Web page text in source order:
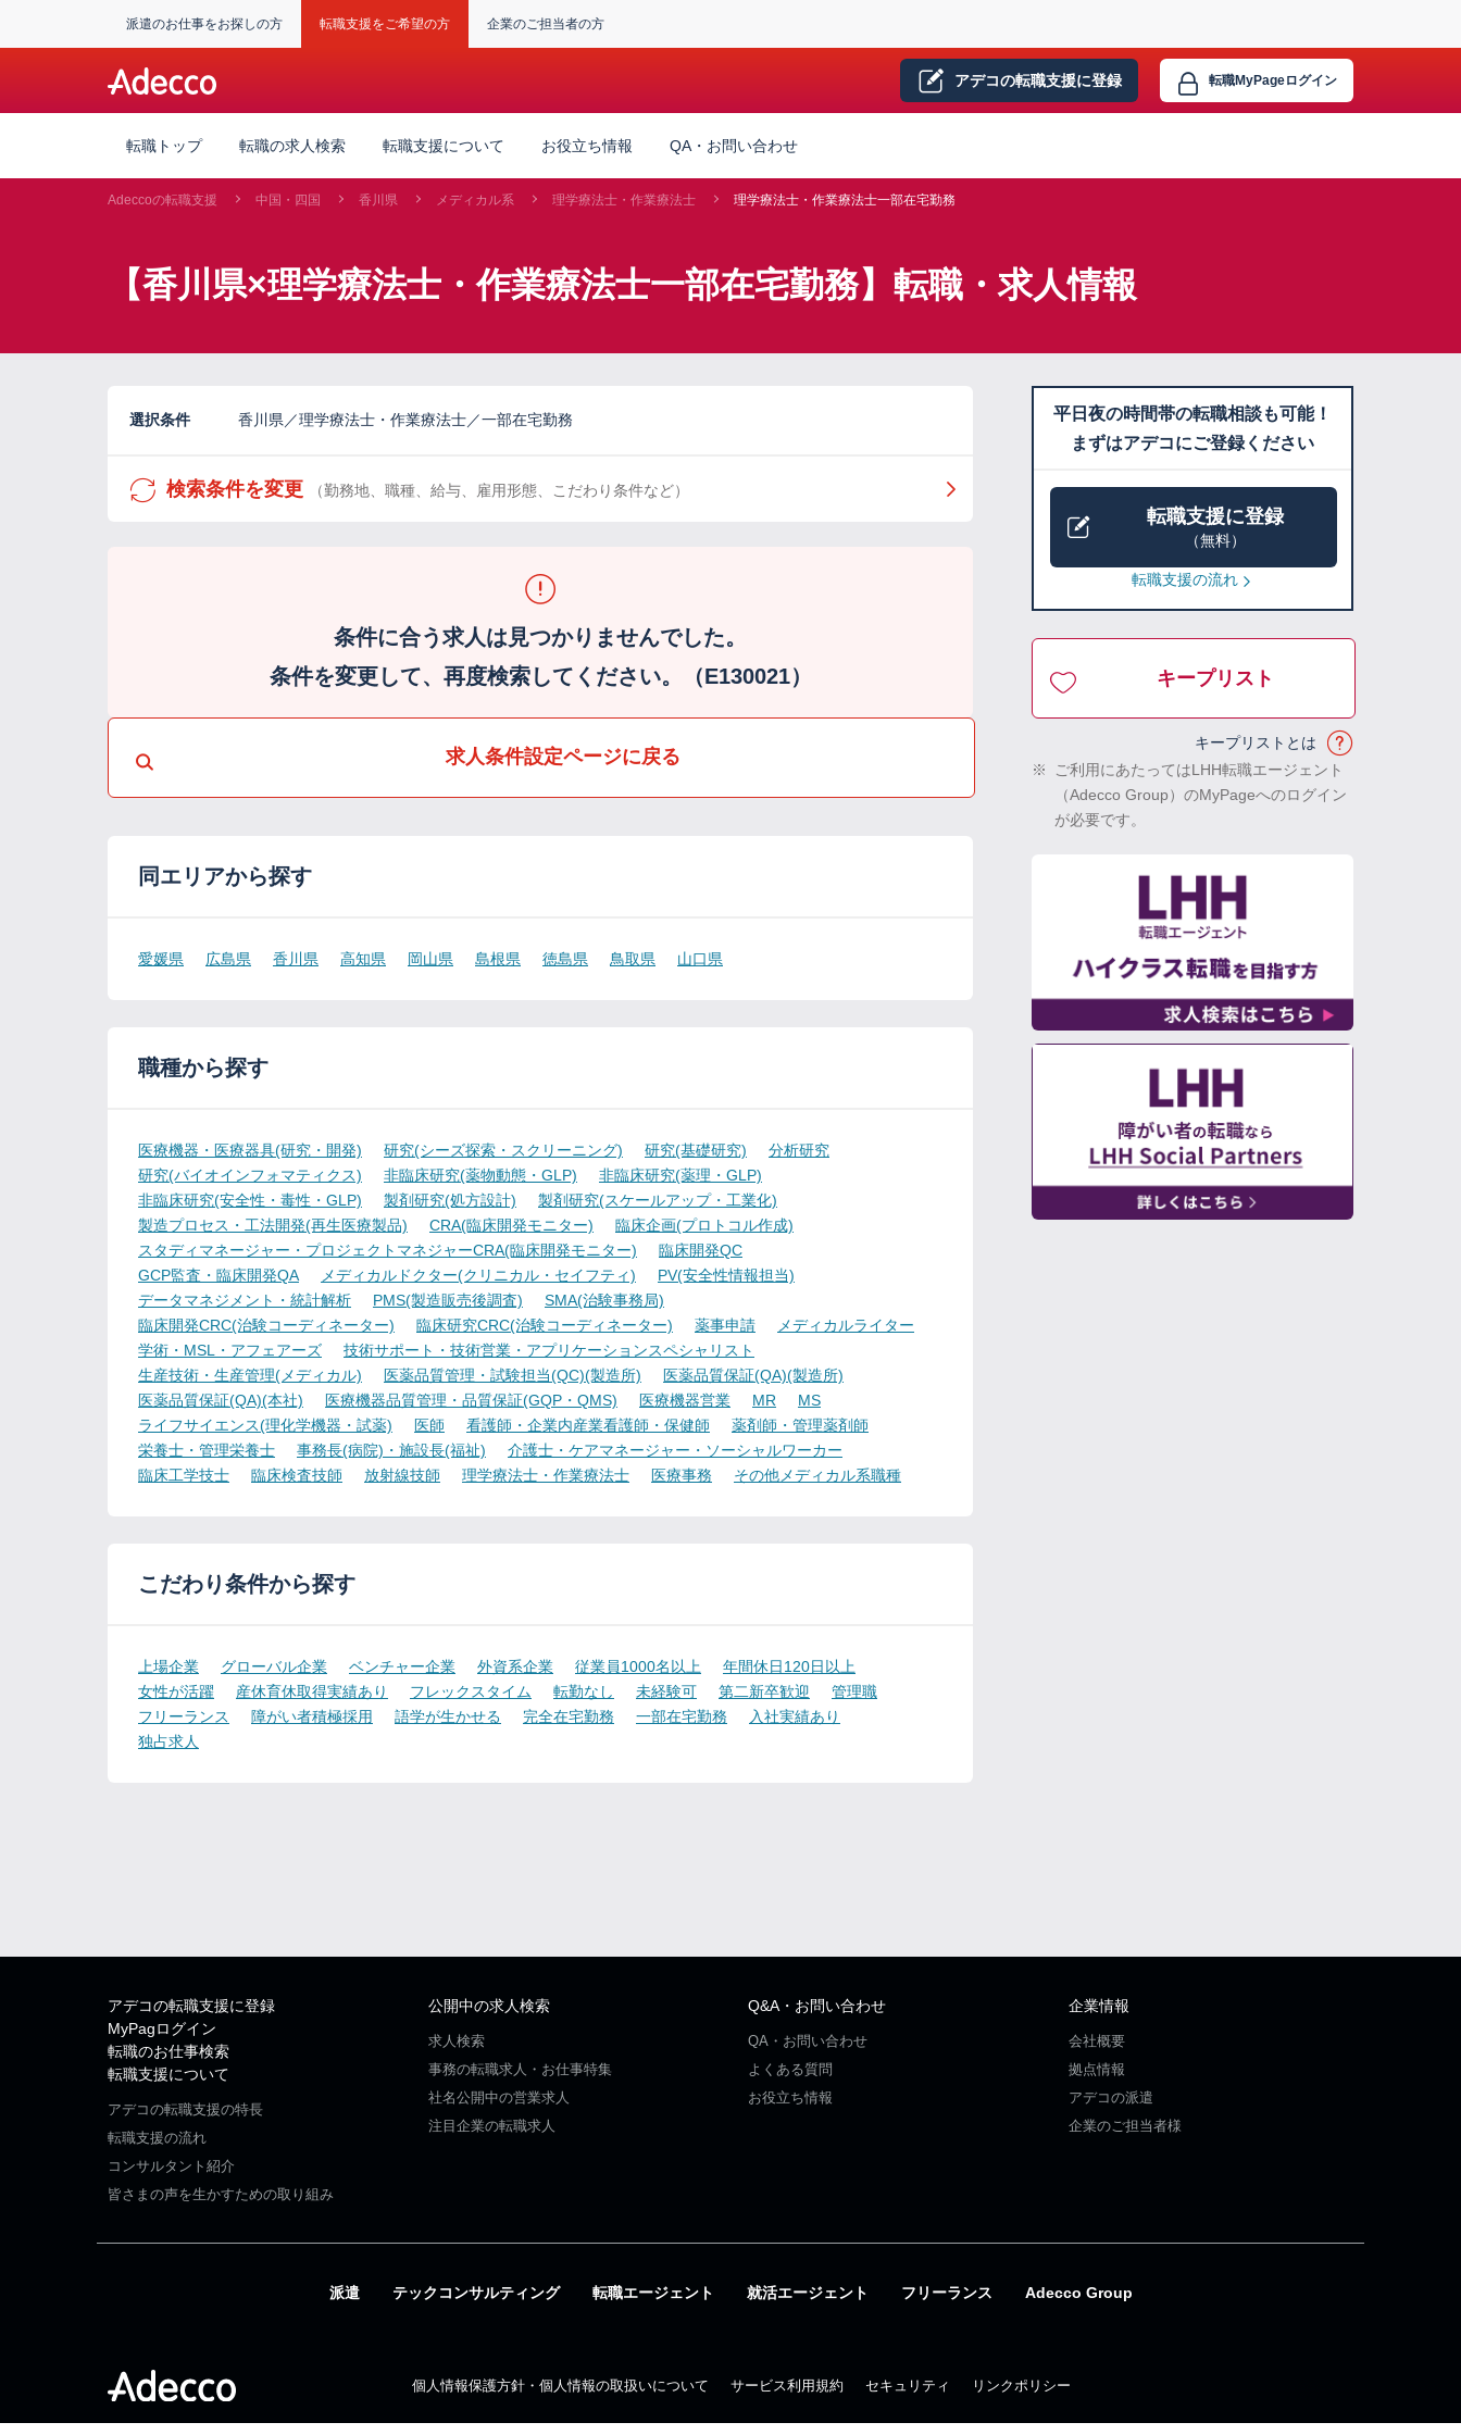
派遣のお仕事をお探しの方 転職支援をご希望の方 企業のご担当者の方
アデコの転職支援に登録 転職MyPageログイン
転職トップ 転職の求人検索 転職支援について お役立ち情報 QA・お問い合わせ
Adeccoの転職支援 中国・四国 香川県 メディカル系 理学療法士・作業療法士 理学療法士・作業療法士一部在宅勤務
【香川県×理学療法士・作業療法士一部在宅勤務】転職・求人情報
選択条件 香川県／理学療法士・作業療法士／一部在宅勤務
検索条件を変更 （勤務地、職種、給与、雇用形態、こだわり条件など）
条件に合う求人は見つかりませんでした。
条件を変更して、再度検索してください。（E130021）
求人条件設定ページに戻る
同エリアから探す
愛媛県 広島県 香川県 高知県 岡山県 島根県 徳島県 鳥取県 山口県
職種から探す
医療機器・医療器具(研究・開発) 研究(シーズ探索・スクリーニング) 研究(基礎研究)
分析研究
研究(バイオインフォマティクス)
非臨床研究(薬物動態・GLP)
非臨床研究(薬理・GLP)
非臨床研究(安全性・毒性・GLP)
製剤研究(処方設計)
製剤研究(スケールアップ・工業化)
製造プロセス・工法開発(再生医療製品)
CRA(臨床開発モニター)
臨床企画(プロトコル作成)
スタディマネージャー・プロジェクトマネジャーCRA(臨床開発モニター)
臨床開発QC
GCP監査・臨床開発QA
メディカルドクター(クリニカル・セイフティ)
PV(安全性情報担当)
データマネジメント・統計解析
PMS(製造販売後調査)
SMA(治験事務局)
臨床開発CRC(治験コーディネーター)
臨床研究CRC(治験コーディネーター) 薬事申請
メディカルライター
学術・MSL・アフェアーズ
技術サポート・技術営業・アプリケーションスペシャリスト
生産技術・生産管理(メディカル)
医薬品質管理・試験担当(QC)(製造所)
医薬品質保証(QA)(製造所)
医薬品質保証(QA)(本社)
医療機器品質管理・品質保証(GQP・QMS) 医療機器営業 MR
MS
ライフサイエンス(理化学機器・試薬)
医師 看護師・企業内産業看護師・保健師
薬剤師・管理薬剤師
栄養士・管理栄養士
事務長(病院)・施設長(福祉)
介護士・ケアマネージャー・ソーシャルワーカー
臨床工学技士
臨床検査技師 放射線技師 理学療法士・作業療法士 医療事務 その他メディカル系職種
こだわり条件から探す
上場企業 グローバル企業 ベンチャー企業 外資系企業 従業員1000名以上
年間休日120日以上
女性が活躍
産休育休取得実績あり フレックスタイム 転勤なし 未経験可 第二新卒歓迎
管理職
フリーランス
障がい者積極採用 語学が生かせる 完全在宅勤務 一部在宅勤務
入社実績あり
独占求人
平日夜の時間帯の転職相談も可能！
まずはアデコにご登録ください
転職支援に登録
（無料）
転職支援の流れ
キープリスト
キープリストとは
※
ご利用にあたってはLHH転職エージェント
（Adecco Group）のMyPageへのログイン
が必要です。
アデコの転職支援に登録
MyPagログイン
転職のお仕事検索
転職支援について
アデコの転職支援の特長
転職支援の流れ
コンサルタント紹介
皆さまの声を生かすための取り組み
公開中の求人検索
求人検索
事務の転職求人・お仕事特集
社名公開中の営業求人
注目企業の転職求人
Q&A・お問い合わせ
QA・お問い合わせ
よくある質問
お役立ち情報
企業情報
会社概要
拠点情報
アデコの派遣
企業のご担当者様
派遣 テックコンサルティング 転職エージェント 就活エージェント フリーランス Adecco Group
個人情報保護方針・個人情報の取扱いについて サービス利用規約 セキュリティ リンクポリシー